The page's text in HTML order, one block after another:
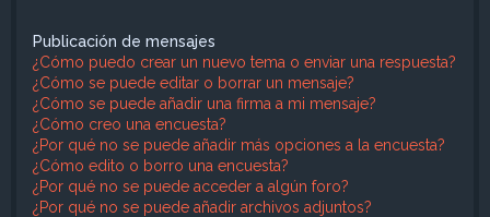
Publicación de mensajes
¿Cómo puedo crear un nuevo tema o enviar una respuesta?
¿Cómo se puede editar o borrar un mensaje?
¿Cómo se puede añadir una firma a mi mensaje?
¿Cómo creo una encuesta?
¿Por qué no se puede añadir más opciones a la encuesta?
¿Cómo edito o borro una encuesta?
¿Por qué no se puede acceder a algún foro?
¿Por qué no se puede añadir archivos adjuntos?